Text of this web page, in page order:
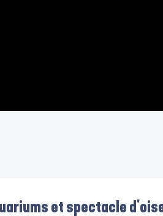
et spectacle